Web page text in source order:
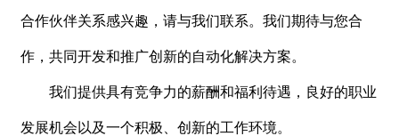
合作伙伴关系感兴趣，请与我们联系。我们期待与您合
作，共同开发和推广创新的自动化解决方案。
我们提供具有竞争力的薪酬和福利待遇，良好的职业
发展机会以及一个积极、创新的工作环境。